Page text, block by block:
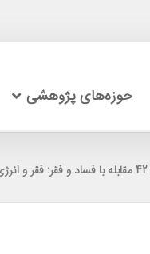
حوزه‌های پژوهشی